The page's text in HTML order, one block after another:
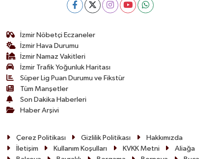
İzmir Nöbetçi Eczaneler
İzmir Hava Durumu
İzmir Namaz Vakitleri
İzmir Trafik Yoğunluk Haritası
Süper Lig Puan Durumu ve Fikstür
Tüm Manşetler
Son Dakika Haberleri
Haber Arşivi
Çerez Politikası Gizlilik Politikası
Hakkımızda
İletişim
Kullanım Koşulları KVKK Metni
Aliağa